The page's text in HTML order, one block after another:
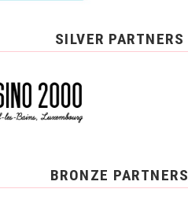
SILVER PARTNERS
BRONZE PARTNERS